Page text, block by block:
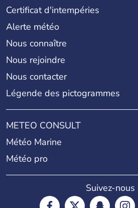
Certificat d'intempéries
Alerte météo
Nous connaître
Nous rejoindre
Nous contacter
Légende des pictogrammes
METEO CONSULT
Météo Marine
Météo pro
Suivez-nous